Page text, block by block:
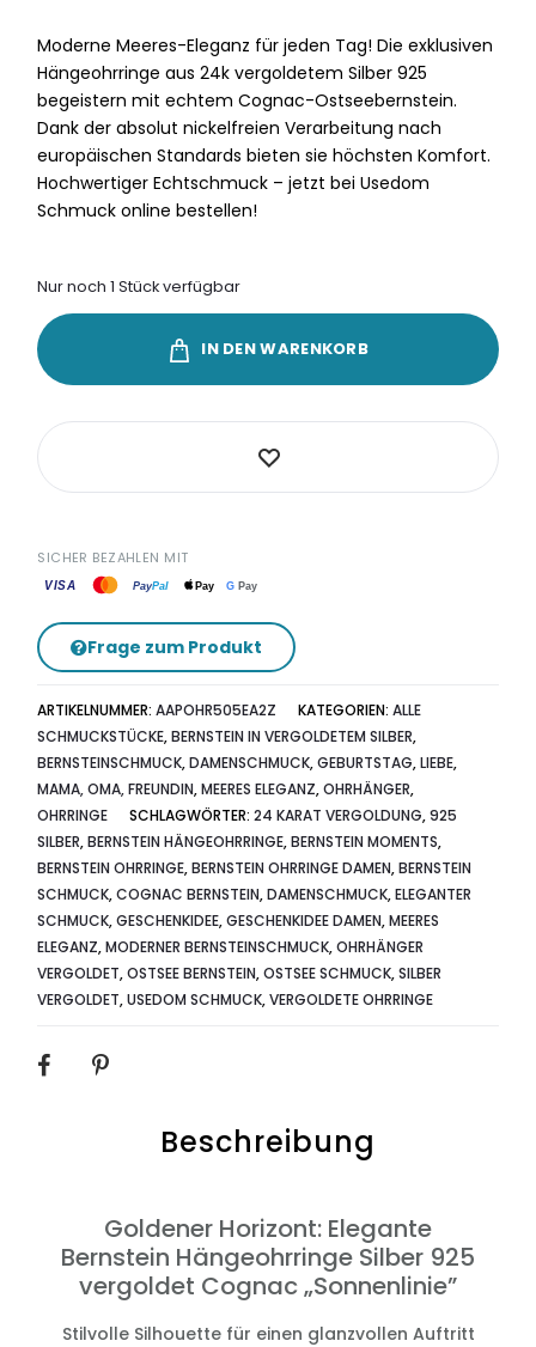
Moderne Meeres-Eleganz für jeden Tag! Die exklusiven
Hängeohrringe aus 24k vergoldetem Silber 925
begeistern mit echtem Cognac-Ostseebernstein.
Dank der absolut nickelfreien Verarbeitung nach
europäischen Standards bieten sie höchsten Komfort.
Hochwertiger Echtschmuck – jetzt bei Usedom
Schmuck online bestellen!
Nur noch 1 Stück verfügbar
IN DEN WARENKORB
SICHER BEZAHLEN MIT
VISA PayPal Pay G Pay
Frage zum Produkt
ARTIKELNUMMER:AAPOHR505EA2Z KATEGORIEN:ALLE
SCHMUCKSTÜCKE,BERNSTEIN IN VERGOLDETEM SILBER,
BERNSTEINSCHMUCK,DAMENSCHMUCK,GEBURTSTAG,LIEBE,
MAMA, OMA, FREUNDIN,MEERES ELEGANZ,OHRHÄNGER,
OHRRINGE
SCHLAGWÖRTER:24 KARAT VERGOLDUNG,925
SILBER,BERNSTEIN HÄNGEOHRRINGE,BERNSTEIN MOMENTS,
BERNSTEIN OHRRINGE,BERNSTEIN OHRRINGE DAMEN,BERNSTEIN
SCHMUCK,COGNAC BERNSTEIN,DAMENSCHMUCK,ELEGANTER
SCHMUCK,GESCHENKIDEE,GESCHENKIDEE DAMEN,MEERES
ELEGANZ,MODERNER BERNSTEINSCHMUCK,OHRHÄNGER
VERGOLDET,OSTSEE BERNSTEIN,OSTSEE SCHMUCK,SILBER
VERGOLDET,USEDOM SCHMUCK,VERGOLDETE OHRRINGE
SHARE
Beschreibung
Goldener Horizont: Elegante
Bernstein Hängeohrringe Silber 925
vergoldet Cognac „Sonnenlinie”
Stilvolle Silhouette für einen glanzvollen Auftritt